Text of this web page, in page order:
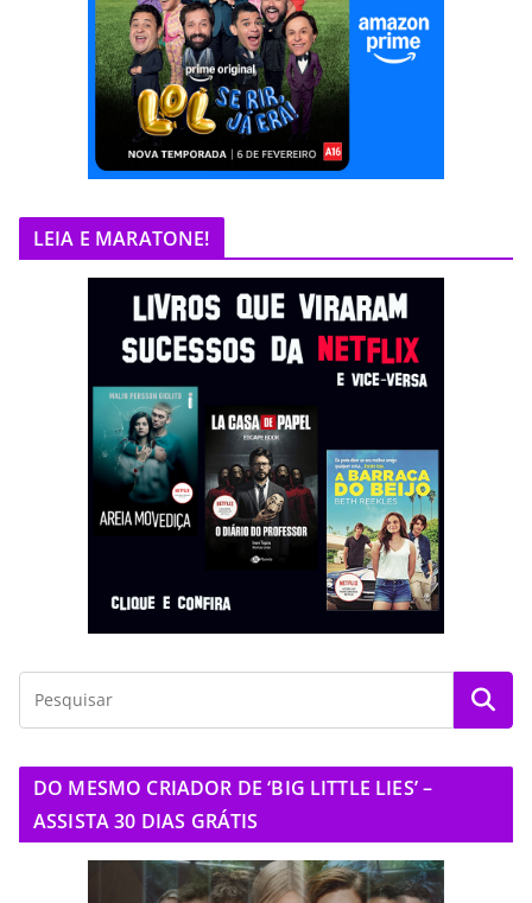
LEIA E MARATONE!
DO MESMO CRIADOR DE ‘BIG LITTLE LIES’ –
ASSISTA 30 DIAS GRÁTIS